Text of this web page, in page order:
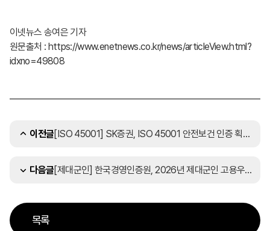
이넷뉴스 송여은 기자
원문출처 : https://www.enetnews.co.kr/news/articleView.html?
idxno=49808
이전글 [ISO 45001] SK증권, ISO 45001 안전보건 인증 획득…3대 경영체계 완성
다음글 [제대군인] 한국경영인증원, 2026년 제대군인 고용우수기업 인증제 운영
목록